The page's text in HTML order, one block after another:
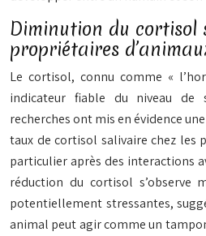
Diminution du cortisol
propriétaires
Le cortisol, connu comme «
indicateur fiable du niveau de
recherches ont mis en évidence
taux de cortisol salivaire chez les
particulier après des interactions
réduction du cortisol s’observe
potentiellement stressantes,
animal peut agir comme un